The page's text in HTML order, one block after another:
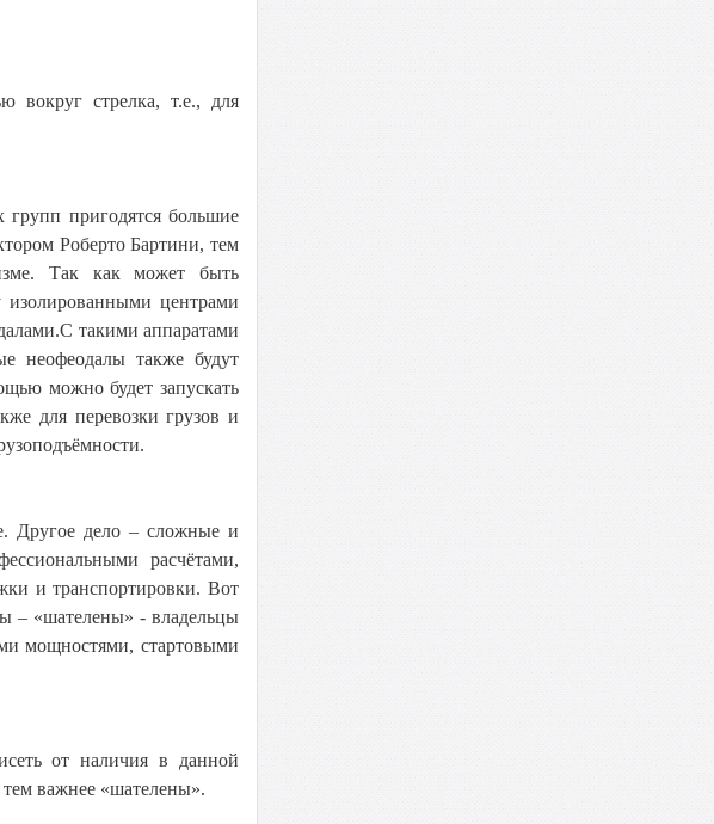
вокруг стрелка, т.е., для
групп пригодятся большие
Роберто Бартини, тем
Так как может быть
изолированными центрами
такими аппаратами
неофеодалы также будут
можно будет запускать
для перевозки грузов и
Другое дело – сложные и
расчётами,
и транспортировки. Вот
– «шателены» - владельцы
мощностями, стартовыми
от наличия в данной
важнее «шателены».